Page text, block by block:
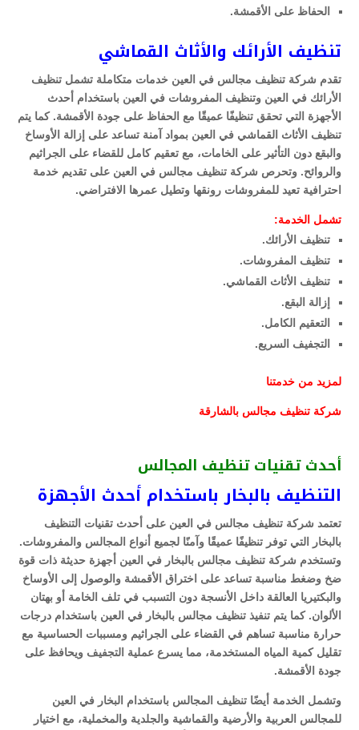
الحفاظ على الأقمشة.
تنظيف الأرائك والأثاث القماشي
تقدم شركة تنظيف مجالس في العين خدمات متكاملة تشمل تنظيف
الأرائك في العين وتنظيف المفروشات في العين باستخدام أحدث
الأجهزة التي تحقق تنظيفًا عميقًا مع الحفاظ على جودة الأقمشة. كما يتم
تنظيف الأثاث القماشي في العين بمواد آمنة تساعد على إزالة الأوساخ
والبقع دون التأثير على الخامات، مع تعقيم كامل للقضاء على الجراثيم
والروائح. وتحرص شركة تنظيف مجالس في العين على تقديم خدمة
احترافية تعيد للمفروشات رونقها وتطيل عمرها الافتراضي.
تشمل الخدمة:
تنظيف الأرائك.
تنظيف المفروشات.
تنظيف الأثاث القماشي.
إزالة البقع.
التعقيم الكامل.
التجفيف السريع.
لمزيد من خدمتنا
شركة تنظيف مجالس بالشارقة
أحدث تقنيات تنظيف المجالس
التنظيف بالبخار باستخدام أحدث الأجهزة
تعتمد شركة تنظيف مجالس في العين على أحدث تقنيات التنظيف
بالبخار التي توفر تنظيفًا عميقًا وآمنًا لجميع أنواع المجالس والمفروشات.
وتستخدم شركة تنظيف مجالس بالبخار في العين أجهزة حديثة ذات قوة
ضخ وضغط مناسبة تساعد على اختراق الأقمشة والوصول إلى الأوساخ
والبكتيريا العالقة داخل الأنسجة دون التسبب في تلف الخامة أو بهتان
الألوان. كما يتم تنفيذ تنظيف مجالس بالبخار في العين باستخدام درجات
حرارة مناسبة تساهم في القضاء على الجراثيم ومسببات الحساسية مع
تقليل كمية المياه المستخدمة، مما يسرع عملية التجفيف ويحافظ على
جودة الأقمشة.
وتشمل الخدمة أيضًا تنظيف المجالس باستخدام البخار في العين
للمجالس العربية والأرضية والقماشية والجلدية والمخملية، مع اختيار